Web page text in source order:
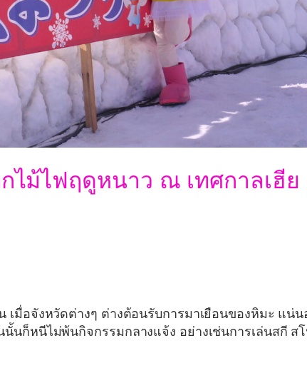
ไม้ไฟฤดูหนาว ณ เทศกาลเฮีย
มื่อจังหวัดต่างๆ ต่างต้อนรับการมาเยือนของหิมะ แน่
ก็หนีไม่พ้นกิจกรรมกลางแจ้ง อย่างเช่นการเล่นสกี ส